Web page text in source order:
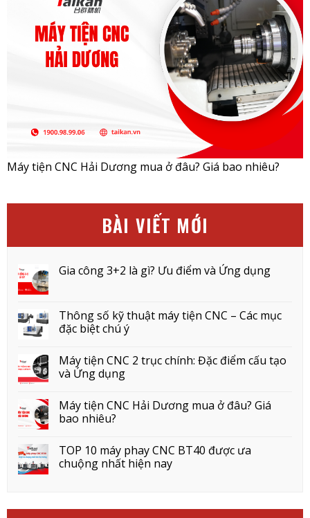
Máy tiện CNC Hải Dương mua ở đâu? Giá bao nhiêu?
BÀI VIẾT MỚI
Gia công 3+2 là gì? Ưu điểm và Ứng dụng
Thông số kỹ thuật máy tiện CNC – Các mục
đặc biệt chú ý
Máy tiện CNC 2 trục chính: Đặc điểm cấu tạo
và Ứng dụng
Máy tiện CNC Hải Dương mua ở đâu? Giá
bao nhiêu?
TOP 10 máy phay CNC BT40 được ưa
chuộng nhất hiện nay